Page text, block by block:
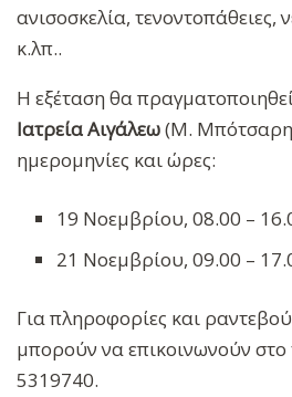
ανισοσκελία, τενοντοπάθειες,
κ.λπ..
Η εξέταση θα
Ιατρεία Αιγάλεω(Μ. Μπότσαρη
ημερομηνίες και ώρες:
19 Νοεμβρίου, 08.00 –
21 Νοεμβρίου, 09.00 –
Για πληροφορίες και
μπορούν να επικοινωνούν
5319740.